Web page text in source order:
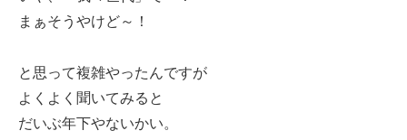
まぁそうやけど～！
と思って複雑やったんですが
よくよく聞いてみると
だいぶ年下やないかい。